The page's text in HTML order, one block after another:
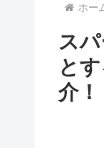
ホー
ス
と
介！